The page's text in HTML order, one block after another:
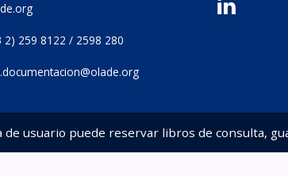
2) 259 8122 / 2598 280
de usuario puede reservar libros de consulta,